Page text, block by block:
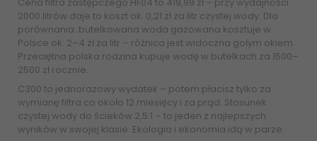
2000 litrów daje to koszt ok. 0,21 zł za litr czystej wody. Dla
porównania: butelkowana woda gazowana kosztuje w
Polsce ok. 2–4 zł za litr – różnica jest widoczna gołym okiem.
Przeciętna polska rodzina kupuje wodę w butelkach za 1500–
2500 zł rocznie.
C300 to jednorazowy wydatek – potem płacisz tylko za
wymianę filtra co około 12 miesięcy i za prąd. Stosunek
czystej wody do ścieków 2,5:1 – to jeden z najlepszych
wyników w swojej klasie. Ekologia i ekonomia idą w parze.